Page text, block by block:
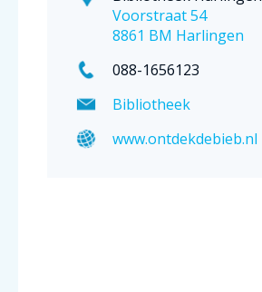
Voorstraat 54
8861 BM Harlingen
088-1656123
Bibliotheek
www.ontdekdebieb.nl